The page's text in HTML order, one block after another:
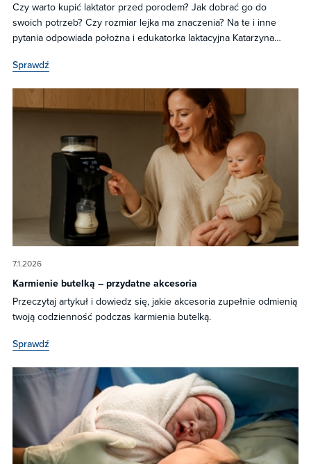
Czy warto kupić laktator przed porodem? Jak dobrać go do
swoich potrzeb? Czy rozmiar lejka ma znaczenia? Na te i inne
pytania odpowiada położna i edukatorka laktacyjna Katarzyna
Sprawdź
7.1.2026
Karmienie butelką – przydatne akcesoria
Przeczytaj artykuł i dowiedz się, jakie akcesoria zupełnie odmienią
twoją codzienność podczas karmienia butelką.
Sprawdź